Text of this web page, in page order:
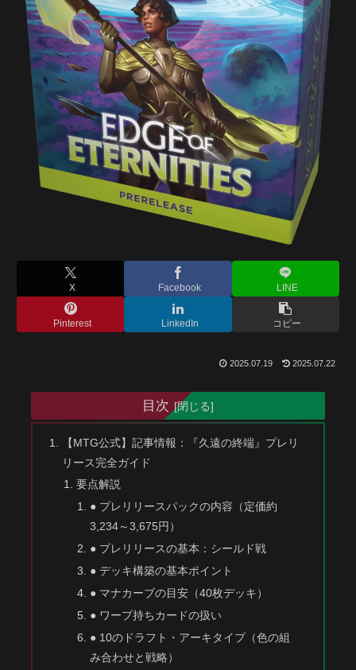
X Facebook LINE
Pinterest LinkedIn コピー
2025.07.19 2025.07.22
目次
【MTG公式】記事情報：『久遠の終端』プレリ
リース完全ガイド
要点解説
● プレリリースパックの内容（定価約
3,234～3,675円）
● プレリリースの基本：シールド戦
● デッキ構築の基本ポイント
● マナカーブの目安（40枚デッキ）
● ワープ持ちカードの扱い
● 10のドラフト・アーキタイプ（色の組
み合わせと戦略）